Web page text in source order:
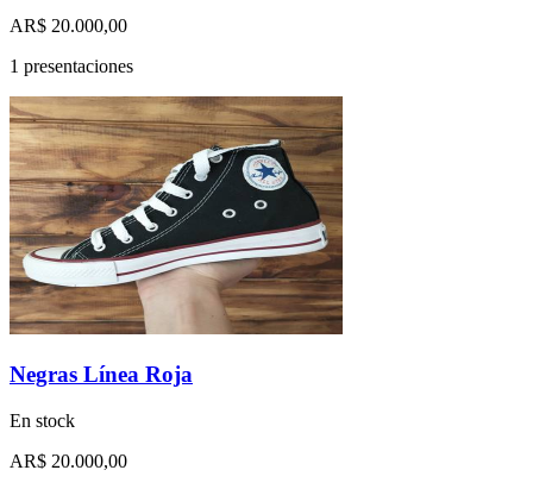
AR$ 20.000,00
1 presentaciones
Negras Línea Roja
En stock
AR$ 20.000,00